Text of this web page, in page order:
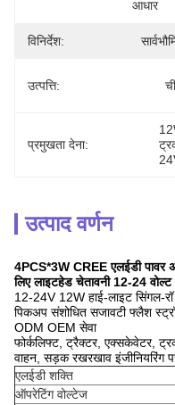
आधार
विनिर्देश:
उत्पत्ति:
प्रमुखता देना:
उत्पाद वर्णन
4PCS*3W CREE एलईडी पावर
लिए लाइटहेड चेतावनी 12-24
12-24V 12W हाई-लाइट सिंगल-
पिकअप संशोधित सजावटी फ्लैश
ODM OEM सेवा
फोर्कलिफ्ट, ट्रैक्टर, एक्सकेवेटर,
वाहन, सड़क रखरखाव इंजीनियरिंग
एलईडी शक्ति
ऑपरेटिंग वोल्टेज